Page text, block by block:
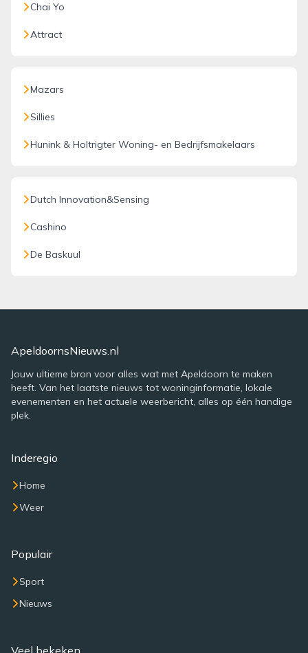
Chai Yo
Attract
Mazars
Sillies
Hunink & Holtrigter Woning- en Bedrijfsmakelaars
Dutch Innovation&Sensing
Cashino
De Baskuul
ApeldoornsNieuws.nl
Jouw ultieme bron voor alles wat met Apeldoorn te maken
heeft. Van het laatste nieuws tot woninginformatie, lokale
evenementen en het actuele weerbericht, alles op één handige
plek.
Inderegio
Home
Weer
Populair
Sport
Nieuws
Veel bekeken